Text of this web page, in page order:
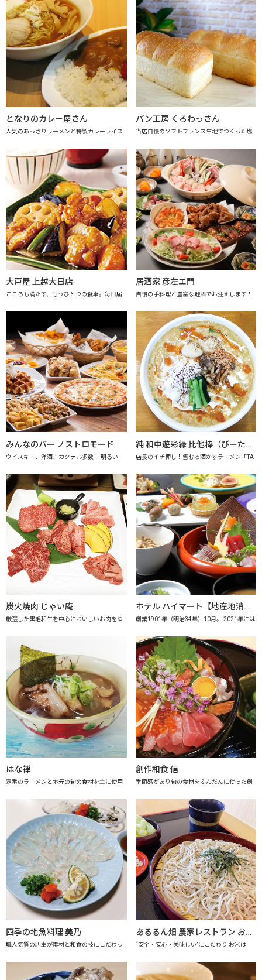
となりのカレー屋さん
人気のあっさりラーメンと特製カレーライス
パン工房 くろわっさん
当店自慢のソフトフランス生地でつくった塩
大戸屋 上越大日店
こころも満たす、もうひとつの食卓。毎日届
居酒家 彦左エ門
自慢の手料理と豊富な地酒でお迎えします！
みんなのバー ノストロモード
ウイスキー、洋酒、カクテル多数！ 明るい
純 和中遊彩縁 比他棒（びーたーばん）
店長のイチ押し！雪むろ酒かすラーメン「TA
炭火焼肉 じゃい庵
厳選した黒毛和牛を中心においしいお肉をゆ
ホテル ハイマート【地産地消の店認定店】
創業1901年（明治34年）10月。 2021年には
はな禅
定番のラーメンと地元の旬の食材を主に使用
創作和食 信
季節感があり旬の食材をふんだんに使った創
四季の地魚料理 美乃
職人気質の店主が素材と和食の技にこだわっ
あるるん畑 農家レストラン おかげさま 【上越市地産地消推進の店認定店】
“安全・安心・美味しい”にこだわり お米は